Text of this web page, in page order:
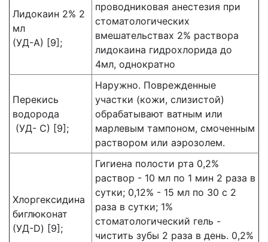
Лидокаин 2% 2
мл
(УД-А) [9];
проводниковая анестезия при
стоматологических
вмешательствах 2% раствора
лидокаина гидрохлорида до
4мл, однократно
Перекись
водорода
(УД- С) [9];
Наружно. Поврежденные
участки (кожи, слизистой)
обрабатывают ватным или
марлевым тампоном, смоченным
раствором или аэрозолем.
Хлоргексидина
биглюконат
(УД-D) [9];
Гигиена полости рта 0,2%
раствор - 10 мл по 1 мин 2 раза в
сутки; 0,12% - 15 мл по 30 с 2
раза в сутки; 1%
стоматологический гель -
чистить зубы 2 раза в день. 0,2%